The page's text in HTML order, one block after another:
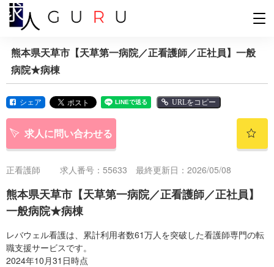
熊本県天草市【天草第一病院／正看護師／正社員】一般
病院★病棟
シェア URLをコピー
求人に問い合わせる
正看護師 求人番号：55633 最終更新日：2026/05/08
熊本県天草市【天草第一病院／正看護師／正社員】
一般病院★病棟
レバウェル看護は、累計利用者数61万人を突破した看護師専門の転
職支援サービスです。
2024年10月31日時点